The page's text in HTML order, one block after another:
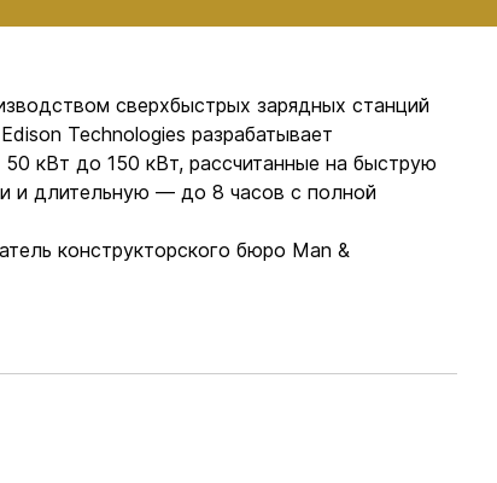
сверхбыстрых зарядных станций
Technologies разрабатывает
кВт до 150 кВт, рассчитанные на быструю
и длительную — до 8 часов с полной
конструкторского бюро Man &